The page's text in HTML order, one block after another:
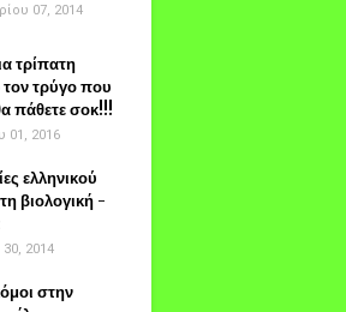
07, 2014
τρίπατη
τον τρύγο που
πάθετε σοκ!!!
01, 2016
ελληνικού
βιολογική -
2014
στην